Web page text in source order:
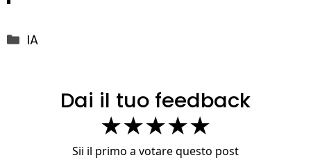
Categorie
IA
Dai il tuo feedback
★★★★★
Sii il primo a votare questo post